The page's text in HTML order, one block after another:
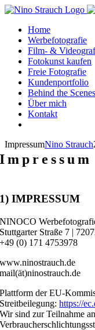
Zum
springenHome
Werbefotografie
Film- &
Fotokunst kaufen
Freie Fotografie
Kundenportfolio
Behind the Scenes
Über mich
Kontakt
ImpressumNino Strauch
Impressum
1) IMPRESSUM
NINOCO
Stuttgarter Straße 7 |
+49 (0) 171 4753978
www.ninostrauch.de
mail(ät)ninostrauch.de
Plattform der EU-
Streitbeilegung:https://
Wir sind zur Teilnahme